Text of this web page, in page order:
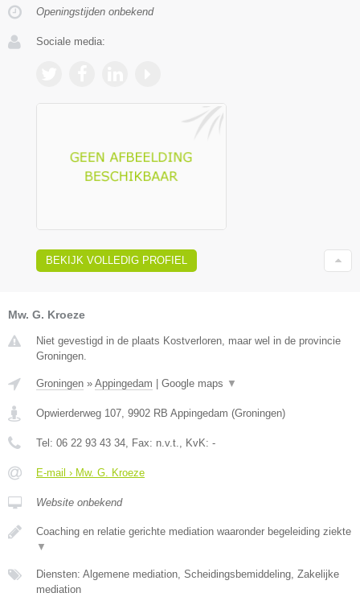
Openingstijden onbekend
Sociale media:
BEKIJK VOLLEDIG PROFIEL
Mw. G. Kroeze
Niet gevestigd in de plaats Kostverloren, maar wel in de provincie
Groningen.
Groningen » Appingedam Google maps ▼
Opwierderweg 107, 9902 RB Appingedam (Groningen)
Tel: 06 22 93 43 34, Fax: n.v.t., KvK: -
E-mail › Mw. G. Kroeze
Website onbekend
Coaching en relatie gerichte mediation waaronder begeleiding ziekte
▼
Diensten: Algemene mediation, Scheidingsbemiddeling, Zakelijke
mediation